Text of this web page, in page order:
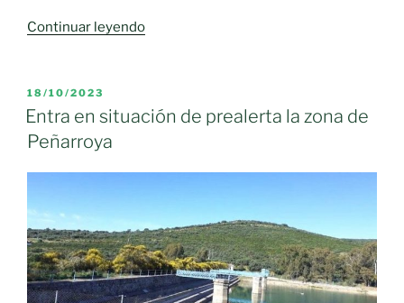
Continuar leyendo«Finaliza
emergencia
el
regional
para
asegurar
el
PUBLICADO
EL
18/10/2023
Entra en situación de prealerta la zona de
Peñarroya